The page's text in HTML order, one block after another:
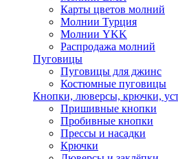
Карты цветов молний
Молнии Турция
Молнии YKK
Распродажа молний
Пуговицы
Пуговицы для джинс
Костюмные пуговицы
Кнопки, люверсы, крючки,
Пришивные кнопки
Пробивные кнопки
Прессы и насадки
Крючки